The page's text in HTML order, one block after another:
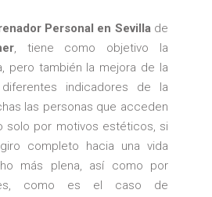
Personal en Sevillade
, tiene como objetivo la
pero también la mejora de la
indicadores de la
las personas que acceden
solo por motivos estéticos, si
completo hacia una vida
más plena, así como por
como es el caso de